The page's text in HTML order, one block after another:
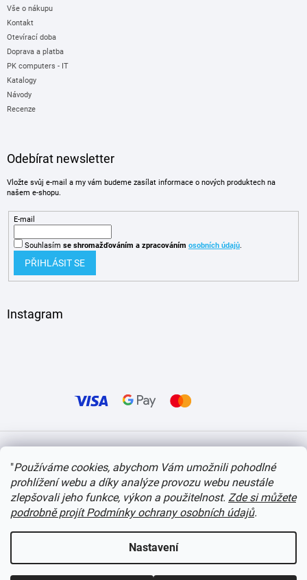
"Používáme cookies, abychom Vám umožnili pohodlné
prohlížení webu a díky analýze provozu webu neustále
zlepšovali jeho funkce, výkon a použitelnost. Zde si můžete
podrobně projít Podmínky ochrany osobních údajů.
Nastavení
Vše o nákupu
Kontakt
Otevírací doba
Doprava a platba
PK computers - IT
Katalogy
Návody
Recenze
Odebírat newsletter
Vložte svůj e-mail a my vám budeme zasílat informace o nových produktech na
našem e-shopu.
E-mail
Souhlasím se shromažďováním a zpracováním osobních údajů.
PŘIHLÁSIT SE
Instagram
Copyright 2026itvlaky.cz . Všechna práva vyhrazena. Upravit nastavení cookies